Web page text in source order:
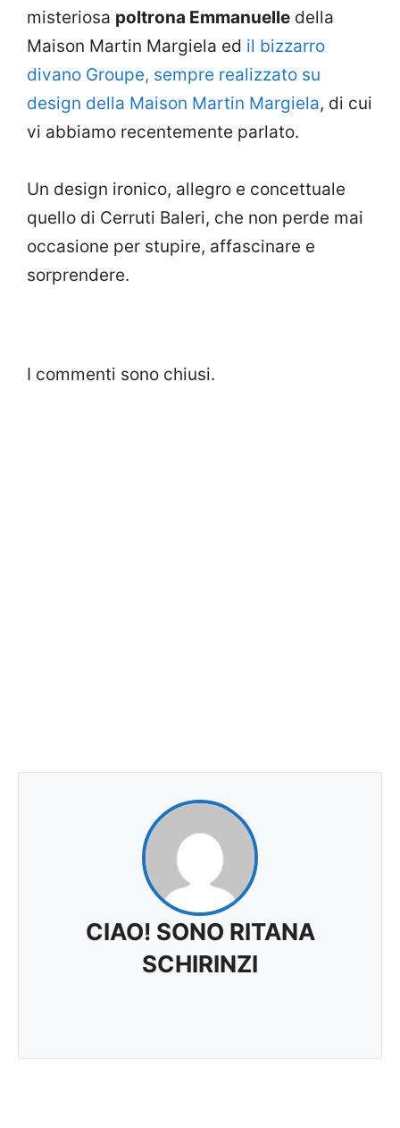
misteriosa poltrona Emmanuelle della
Maison Martin Margiela ed il bizzarro
divano Groupe, sempre realizzato su
design della Maison Martin Margiela, di cui
vi abbiamo recentemente parlato.
Un design ironico, allegro e concettuale
quello di Cerruti Baleri, che non perde mai
occasione per stupire, affascinare e
sorprendere.
I commenti sono chiusi.
CIAO! SONO RITANA
SCHIRINZI